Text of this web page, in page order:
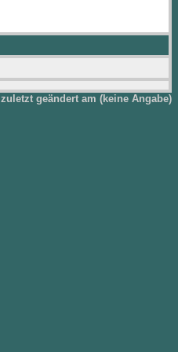
zuletzt geändert am (keine Angabe)